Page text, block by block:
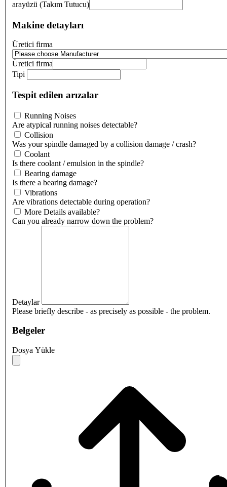
arayüzü (Takım Tutucu)
Makine detayları
Üretici firma
Üretici firma
Tipi
Tespit edilen arızalar
Running Noises
Are atypical running noises detectable?
Collision
Was your spindle damaged by a collision damage / crash?
Coolant
Is there coolant / emulsion in the spindle?
Bearing damage
Is there a bearing damage?
Vibrations
Are vibrations detectable during operation?
More Details available?
Can you already narrow down the problem?
Detaylar
Please briefly describe - as precisely as possible - the problem.
Belgeler
Dosya Yükle